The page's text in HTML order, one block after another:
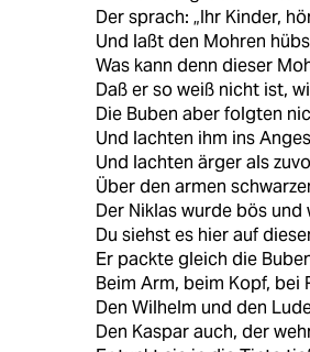
Der sprach: „Ihr Kinder,
Und laßt den Mohren
Was kann denn dieser
Daß er so weiß nicht ist,
Die Buben aber folgten
Und lachten ihm ins
Und lachten ärger als
Über den armen
Der Niklas wurde bös und
Du siehst es hier auf
Er packte gleich die
Beim Arm, beim Kopf, bei
Den Wilhelm und den
Den Kaspar auch, der